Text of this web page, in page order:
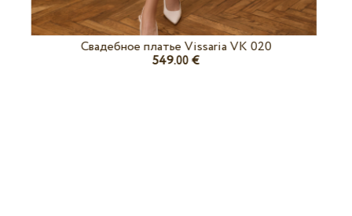
Свадебное платье Vissaria VK 020
549.00 €